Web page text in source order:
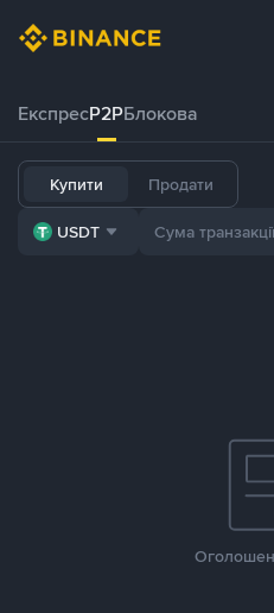
ЕкспресP2PБлокова
Купити Продати
USDT